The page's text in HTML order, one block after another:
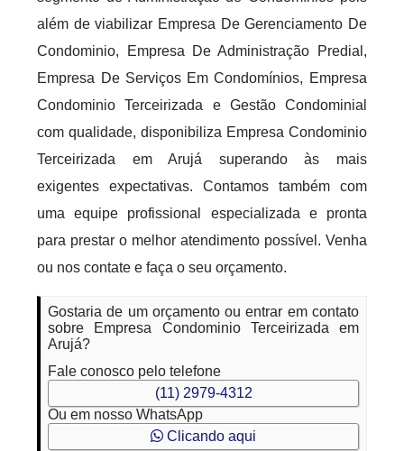
além de viabilizar Empresa De Gerenciamento De
Condominio, Empresa De Administração Predial,
Empresa De Serviços Em Condomínios, Empresa
Condominio Terceirizada e Gestão Condominial
com qualidade, disponibiliza Empresa Condominio
Terceirizada em Arujá superando às mais
exigentes expectativas. Contamos também com
uma equipe profissional especializada e pronta
para prestar o melhor atendimento possível. Venha
ou nos contate e faça o seu orçamento.
Gostaria de um orçamento ou entrar em contato
sobre Empresa Condominio Terceirizada em
Arujá?
Fale conosco pelo telefone
(11) 2979-4312
Ou em nosso WhatsApp
Clicando aqui